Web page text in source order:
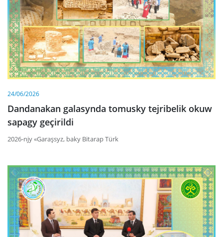
24/06/2026
Dandanakan galasynda tomusky tejribelik okuw
sapagy geçirildi
2026-njy «Garaşsyz, baky Bitarap Türk